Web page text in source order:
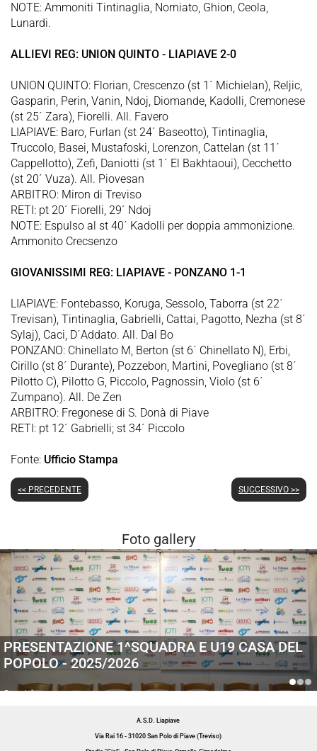
NOTE: Ammoniti Tintinaglia, Norniato, Ghion, Ceola,
Lunardi.
ALLIEVI REG: UNION QUINTO - LIAPIAVE 2-0
UNION QUINTO: Florian, Crescenzo (st 1´ Michielan), Reljic,
Gasparin, Perin, Vanin, Ndoj, Diomande, Kadolli, Cremonese
(st 25´ Zara), Fiorelli. All. Favero
LIAPIAVE: Baro, Furlan (st 24´ Baseotto), Tintinaglia,
Truccolo, Basei, Mustafoski, Lorenzon, Cattelan (st 11´
Cappellotto), Zefi, Daniotti (st 1´ El Bakhtaoui), Cecchetto
(st 20´ Vuza). All. Piovesan
ARBITRO: Miron di Treviso
RETI: pt 20´ Fiorelli, 29´ Ndoj
NOTE: Espulso al st 40´ Kadolli per doppia ammonizione.
Ammonito Crecsenzo
GIOVANISSIMI REG: LIAPIAVE - PONZANO 1-1
LIAPIAVE: Fontebasso, Koruga, Sessolo, Taborra (st 22´
Trevisan), Tintinaglia, Gabrielli, Cattai, Pagotto, Nezha (st 8´
Sylaj), Caci, D´Addato. All. Dal Bo
PONZANO: Chinellato M, Berton (st 6´ Chinellato N), Erbi,
Cirillo (st 8´ Durante), Pozzebon, Martini, Povegliano (st 8´
Pilotto C), Pilotto G, Piccolo, Pagnossin, Violo (st 6´
Zumpano). All. De Zen
ARBITRO: Fregonese di S. Donà di Piave
RETI: pt 12´ Gabrielli; st 34´ Piccolo
Fonte: Ufficio Stampa
<< PRECEDENTE SUCCESSIVO >>
Foto gallery
PRESENTAZIONE 1^SQUADRA E U19 CASA DEL
POPOLO - 2025/2026
Generiche
A.S.D. Liapiave
Via Rai 16 - 31020 San Polo di Piave (Treviso)